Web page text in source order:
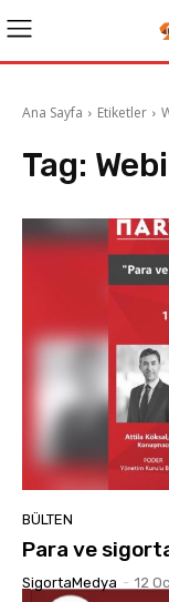
Ana Sayfa Etiketler
Tag:
BÜLTEN
Para ve
SigortaMedya - 12